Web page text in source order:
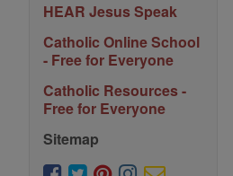
HEAR Jesus Speak
Catholic Online School
- Free for Everyone
Catholic Resources -
Free for Everyone
Sitemap